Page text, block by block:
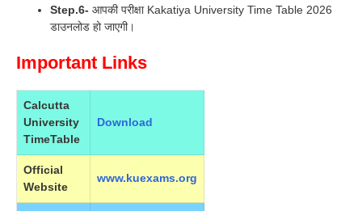
Step.6- आपकी परीक्षा Kakatiya University Time Table 2026
डाउनलोड हो जाएगी।
Important Links
Calcutta
University
TimeTable
Download
Official
Website
www.kuexams.org